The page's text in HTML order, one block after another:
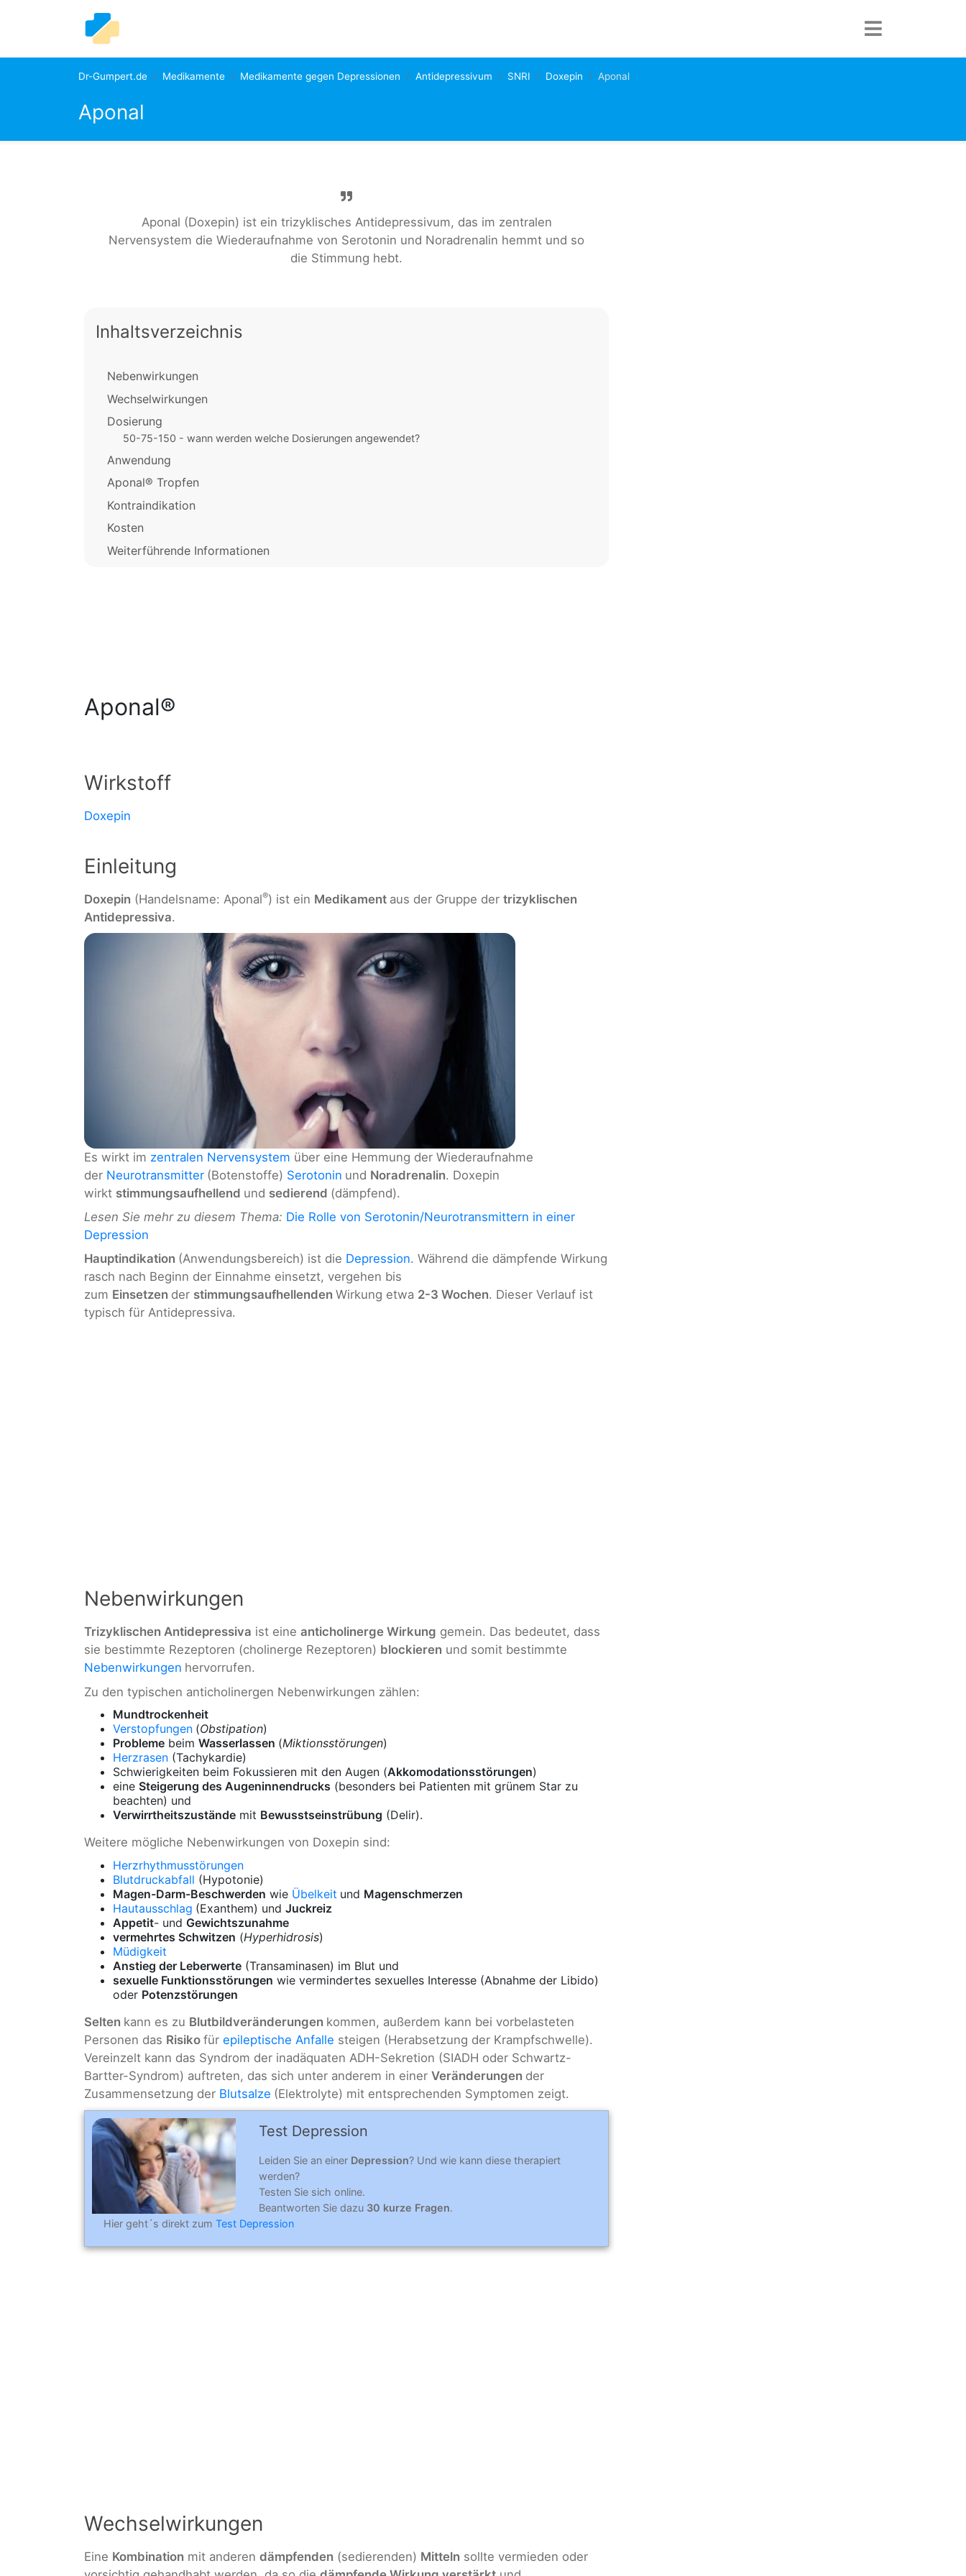
Dr-Gumpert.de Medikamente Medikamente gegen Depressionen Antidepressivum SNRI Doxepin Aponal
Aponal
Aponal (Doxepin) ist ein trizyklisches Antidepressivum, das im zentralen
Nervensystem die Wiederaufnahme von Serotonin und Noradrenalin hemmt und so
die Stimmung hebt.
Inhaltsverzeichnis
Nebenwirkungen
Wechselwirkungen
Dosierung
50-75-150 - wann werden welche Dosierungen angewendet?
Anwendung
Aponal® Tropfen
Kontraindikation
Kosten
Weiterführende Informationen
Aponal®
Wirkstoff
Doxepin
Einleitung
Doxepin (Handelsname: Aponal®) ist ein Medikament aus der Gruppe der trizyklischen
Antidepressiva.
Es wirkt im zentralen Nervensystem über eine Hemmung der Wiederaufnahme
der Neurotransmitter (Botenstoffe) Serotonin und Noradrenalin. Doxepin
wirkt stimmungsaufhellend und sedierend (dämpfend).
Lesen Sie mehr zu diesem Thema: Die Rolle von Serotonin/Neurotransmittern in einer
Depression
Hauptindikation (Anwendungsbereich) ist die Depression. Während die dämpfende Wirkung
rasch nach Beginn der Einnahme einsetzt, vergehen bis
zum Einsetzen der stimmungsaufhellenden Wirkung etwa 2-3 Wochen. Dieser Verlauf ist
typisch für Antidepressiva.
Nebenwirkungen
Trizyklischen Antidepressiva ist eine anticholinerge Wirkung gemein. Das bedeutet, dass
sie bestimmte Rezeptoren (cholinerge Rezeptoren) blockieren und somit bestimmte
Nebenwirkungen hervorrufen.
Zu den typischen anticholinergen Nebenwirkungen zählen:
Mundtrockenheit
Verstopfungen (Obstipation)
Probleme beim Wasserlassen (Miktionsstörungen)
Herzrasen (Tachykardie)
Schwierigkeiten beim Fokussieren mit den Augen (Akkomodationsstörungen)
eine Steigerung des Augeninnendrucks (besonders bei Patienten mit grünem Star zu
beachten) und
Verwirrtheitszustände mit Bewusstseinstrübung (Delir).
Weitere mögliche Nebenwirkungen von Doxepin sind:
Herzrhythmusstörungen
Blutdruckabfall (Hypotonie)
Magen-Darm-Beschwerden wie Übelkeit und Magenschmerzen
Hautausschlag (Exanthem) und Juckreiz
Appetit- und Gewichtszunahme
vermehrtes Schwitzen (Hyperhidrosis)
Müdigkeit
Anstieg der Leberwerte (Transaminasen) im Blut und
sexuelle Funktionsstörungen wie vermindertes sexuelles Interesse (Abnahme der Libido)
oder Potenzstörungen
Selten kann es zu Blutbildveränderungen kommen, außerdem kann bei vorbelasteten
Personen das Risiko für epileptische Anfalle steigen (Herabsetzung der Krampfschwelle).
Vereinzelt kann das Syndrom der inadäquaten ADH-Sekretion (SIADH oder Schwartz-
Bartter-Syndrom) auftreten, das sich unter anderem in einer Veränderungen der
Zusammensetzung der Blutsalze (Elektrolyte) mit entsprechenden Symptomen zeigt.
Test Depression
Leiden Sie an einer Depression? Und wie kann diese therapiert
werden?
Testen Sie sich online.
Beantworten Sie dazu 30 kurze Fragen.
Hier geht´s direkt zum Test Depression
Wechselwirkungen
Eine Kombination mit anderen dämpfenden (sedierenden) Mitteln sollte vermieden oder